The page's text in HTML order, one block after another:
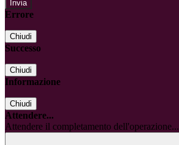
Errore
Chiudi
Successo
Chiudi
Informazione
Chiudi
Attendere...
Attendere il completamento dell'operazione...